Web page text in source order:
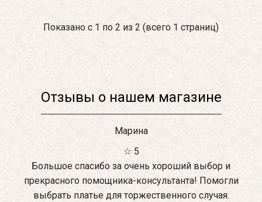
Показано с 1 по 2 из 2 (всего 1 страниц)
Отзывы о нашем магазине
Марина
☆ 5
Большое спасибо за очень хороший выбор и
прекрасного помощника-консультанта! Помогли
выбрать платье для торжественного случая.